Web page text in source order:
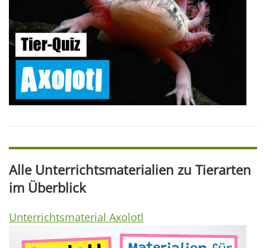
Alle Unterrichtsmaterialien zu Tierarten
im Überblick
Unterrichtsmaterial Axolotl